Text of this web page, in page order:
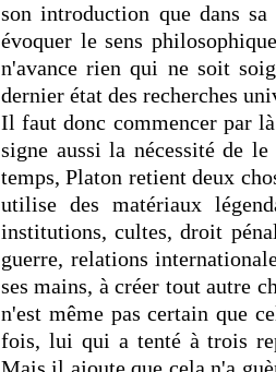
son introduction que dans
évoquer le sens
n'avance rien qui ne soit
dernier état des recherches
Il faut donc commencer par
signe aussi la nécessité de
temps, Platon retient deux
utilise des matériaux
institutions, cultes, droit
guerre, relations
ses mains, à créer tout autre
n'est même pas certain que
fois, lui qui a tenté à trois